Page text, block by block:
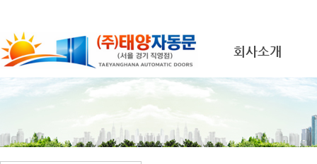
회사소개